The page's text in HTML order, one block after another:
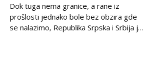
Dok tuga nema granice, a rane iz
prošlosti jednako bole bez obzira gde
se nalazimo, Republika Srpska i Srbija još